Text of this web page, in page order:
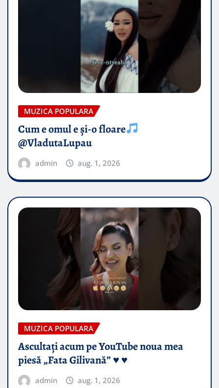
MUZICA POPULARA
Cum e omul e și-o floare
@VladutaLupau
admin aug. 1, 2026
MUZICA POPULARA
Ascultați acum pe YouTube noua mea
piesă „Fata Gilivană” ♥️ ♥️
admin aug. 1, 2026